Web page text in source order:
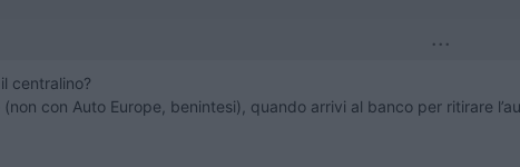
...
centralino?
con Auto Europe, benintesi), quando arrivi al banco per ritirare